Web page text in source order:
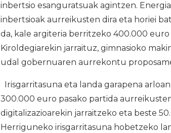
inbertsio esanguratsuak agintzen.
inbertsioak aurreikusten dira eta horiei
da, kale argiteria berritzeko 400.000
Kiroldegiarekin jarraituz, gimnasioko
udal gobernuaren aurrekontu
Irisgarritasuna eta landa garapena
300.000 euro pasako partida
digitalizazioarekin jarraitzeko eta beste
Herriguneko irisgarritasuna hobetzeko